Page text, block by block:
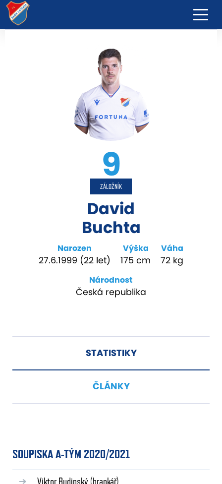
9
ZÁLOŽNÍK
David
Buchta
Narozen
27.6.1999 (22 let)
Výška
175 cm
Váha
72 kg
Národnost
Česká republika
STATISTIKY
ČLÁNKY
SOUPISKA A-TÝM 2020/2021
Viktor Budinský (brankář)